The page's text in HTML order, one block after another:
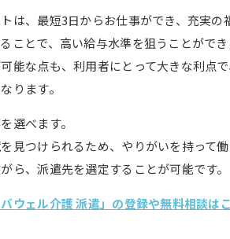
は、最短3日からお仕事ができ、充実の
とで、高い給与水準を狙うことができ
能な点も、利用者にとって大きな利点
ります。
選べます。
見つけられるため、やりがいを持って働
ら、派遣先を選定することが可能です。
ウェル介護 派遣」の登録や無料相談は